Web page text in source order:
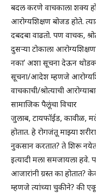
बदल करणे वाचकाला शक्य
आरोग्यशिक्षण बोजड होते.
दबदबा वाढतो. पण वाचक,
दुसऱ्या टोकाला
नका’ अशा सूचना देऊन
सूचना/आदेश म्हणजे
वाचकाची/श्रोत्याची
सामाजिक पैलूंचा विचार
जुलाब, टायफॉईड, कावीळ,
होतात. हे रोगजंतू माझ्या
नुकसान करतात? ते शिरू
इत्यादी मला समजायला हवे.
आजारांनी ग्रस्त का होतात?
म्हणजे त्यांच्या चुकीने? की